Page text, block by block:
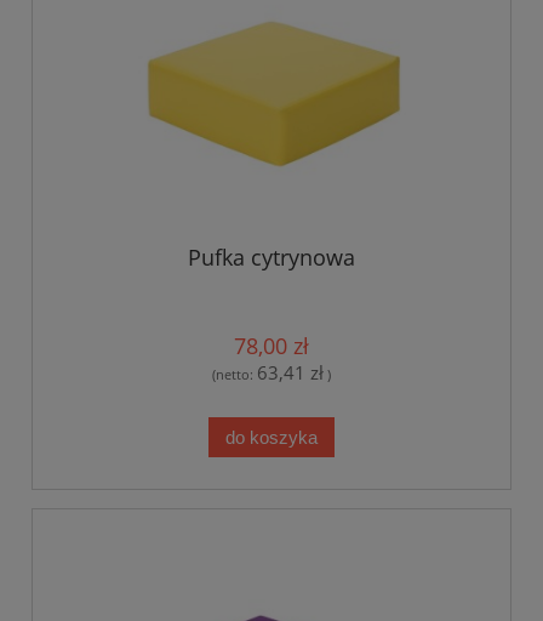
Pufka cytrynowa
78,00 zł
(netto: 63,41 zł )
do koszyka